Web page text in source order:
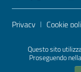
Questo sito
Proseguendo
Sezione
Privacy | Cookie
grafico ItaliaWP2